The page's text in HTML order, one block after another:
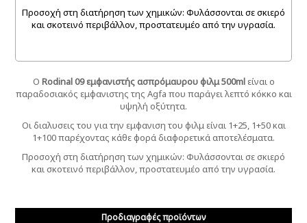
Προσοχή στη διατήρηση των χημικών: Φυλάσσονται σε σκιερό
και σκοτεινό περιβάλλον, προστατευμέο από την υγρασία.
Ο Rodinal 09 εμφανιστής ασπρόμαυρου φιλμ 500mlείναι o
παραδοσιακός εμφανιστης της Agfa που παράγει λεπτό κόκκο και
υψηλή οξύτητα.
Οι διαλυσεις του για την εμφανιση του φιλμ είναι 1+25, 1+50 και
1+100 παρέχοντας κάθε φορά διαφορετικά αποτελέσματα.
Προσοχή στη διατήρηση των χημικών: Φυλάσσονται σε σκιερό
και σκοτεινό περιβάλλον, προστατευμέο από την υγρασία.
Προδιαγραφές προϊόντων